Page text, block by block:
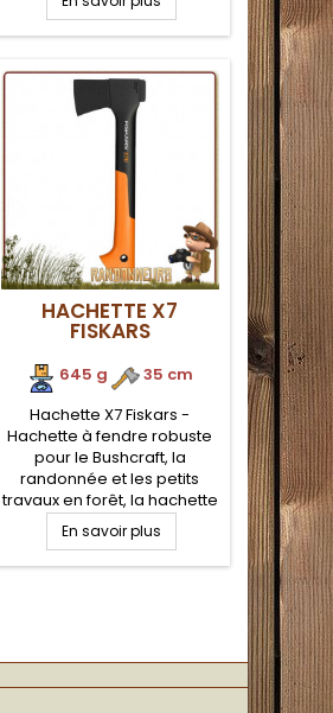
90TA lame en acier haute
teneur en carbone 1055
utilisations. Hache de
qualité pour le bushcraft et
le bucheronnage
HACHETTE X7
FISKARS
645 g .35 cm
Hachette X7 Fiskars -
Hachette à fendre robuste
pour le Bushcraft, la
randonnée et les petits
travaux en forêt, la hachette
X7 Fiskars a une tête
coupante en acier, manche
en fibre de verre Grip 3D
votre campement Bushcraft
nature
En savoir plus